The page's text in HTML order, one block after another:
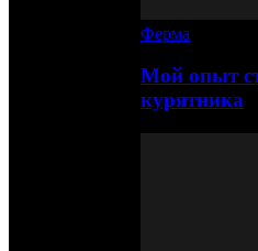
Ферма
Мой опыт
курятника